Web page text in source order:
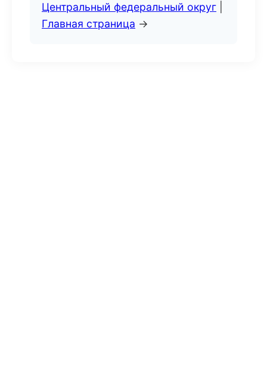
Центральный федеральный округ
Главная страница →